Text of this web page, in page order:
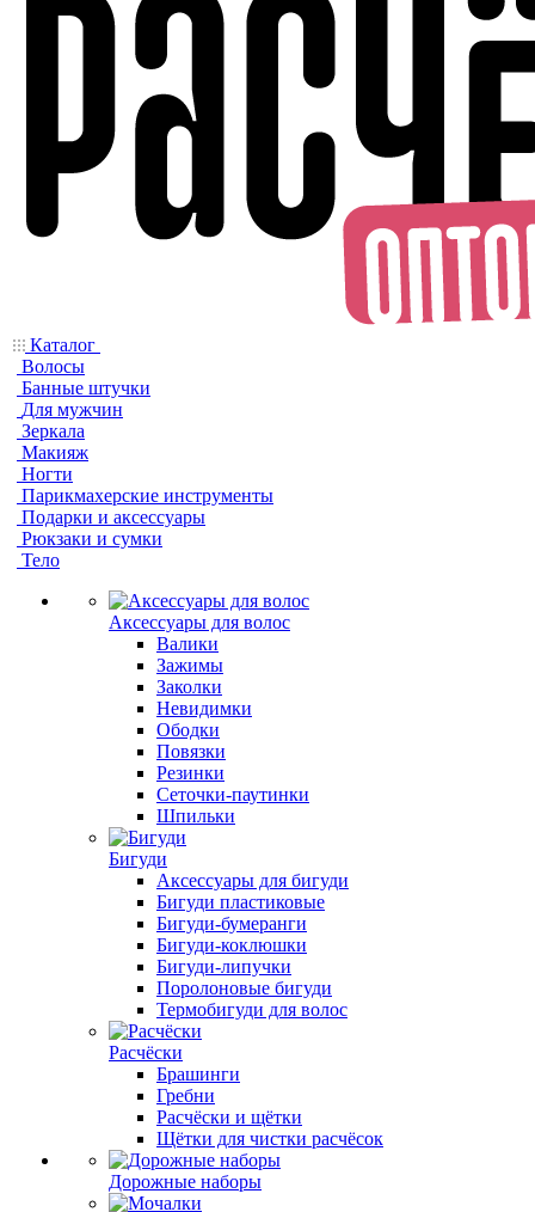
Каталог
Волосы
Банные штучки
Для мужчин
Зеркала
Макияж
Ногти
Парикмахерские инструменты
Подарки и аксессуары
Рюкзаки и сумки
Тело
Аксессуары для волос
Валики
Зажимы
Заколки
Невидимки
Ободки
Повязки
Резинки
Сеточки-паутинки
Шпильки
Бигуди
Аксессуары для бигуди
Бигуди пластиковые
Бигуди-бумеранги
Бигуди-коклюшки
Бигуди-липучки
Поролоновые бигуди
Термобигуди для волос
Расчёски
Брашинги
Гребни
Расчёски и щётки
Щётки для чистки расчёсок
Дорожные наборы